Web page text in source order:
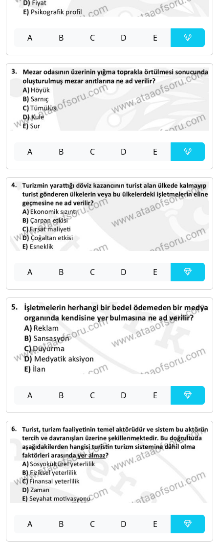
A B C D E
A B C D E
A B C D E
A B C D E
A B C D E